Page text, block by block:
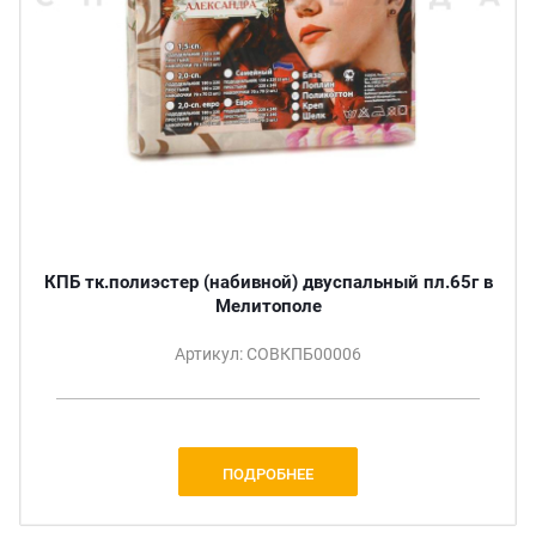
КПБ тк.полиэстер (набивной) двуспальный пл.65г в
Мелитополе
Артикул: СОВКПБ00006
ПОДРОБНЕЕ